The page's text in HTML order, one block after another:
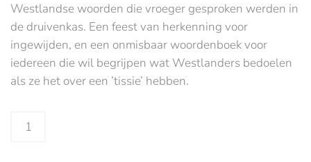
Westlandse woorden die vroeger gesproken werden in
de druivenkas. Een feest van herkenning voor
ingewijden, en een onmisbaar woordenboek voor
iedereen die wil begrijpen wat Westlanders bedoelen
als ze het over een ’tissie’ hebben.
Druiventaal,